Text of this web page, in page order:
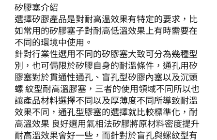
矽膠塞介紹
選擇矽膠產品是對耐高溫效果有特定的要求，比
如常用的矽膠塞子對耐高低溫效果上有時需要在
不同的環境中使用。
針對行業性選用不同的矽膠塞大致可分為幾種型
別，也可侷限於矽膠自身的耐溫條件，通孔用矽
膠塞對於貫通性通孔、盲孔型矽膠內塞以及沉頭
螺 紋型耐高溫膠塞，三者的使用領域不同所以也
讓產品材料選擇不同以及厚薄度不同所導致耐溫
效果不同，通孔型膠塞的選擇就比較標準化，耐
高溫效果 良好選用氣相法矽膠將原材料密度提升
耐高溫效果會好一些，而針對於盲孔與螺紋型有